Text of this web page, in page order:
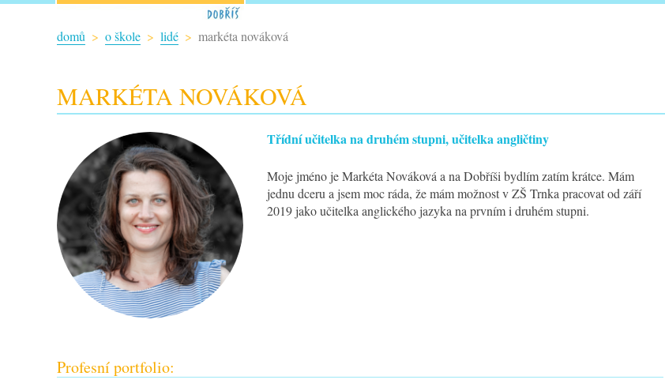
ZŠ Trnka Dobříš
domů o škole lidé markéta nováková
MARKÉTA NOVÁKOVÁ
Třídní učitelka na druhém stupni, učitelka angličtiny
Moje jméno je Markéta Nováková a na Dobříši bydlím zatím krátce. Mám
jednu dceru a jsem moc ráda, že mám možnost v ZŠ Trnka pracovat od září
2019 jako učitelka anglického jazyka na prvním i druhém stupni.
Profesní portfolio: